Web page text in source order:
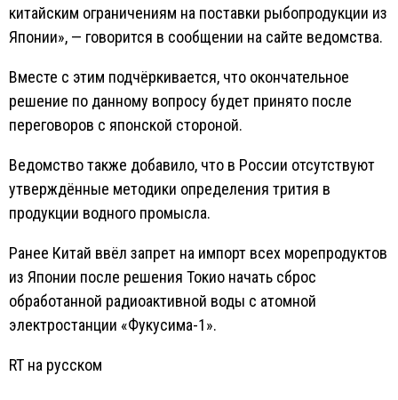
китайским ограничениям на поставки рыбопродукции из
Японии», — говорится в сообщении на сайте ведомства.
Вместе с этим подчёркивается, что окончательное
решение по данному вопросу будет принято после
переговоров с японской стороной.
Ведомство также добавило, что в России отсутствуют
утверждённые методики определения трития в
продукции водного промысла.
Ранее Китай ввёл запрет на импорт всех морепродуктов
из Японии после решения Токио начать сброс
обработанной радиоактивной воды с атомной
электростанции «Фукусима-1».
RT на русском